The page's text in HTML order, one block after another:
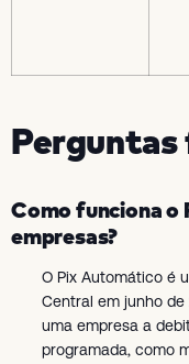
Como funciona
empresas?
O Pix Automático é
Central em junho
uma empresa a
programada, como